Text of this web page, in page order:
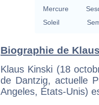
Mercure
Soleil
Biographie de
Klaus Kinski (18
de Dantzig, actuelle
Angeles, États-Unis)